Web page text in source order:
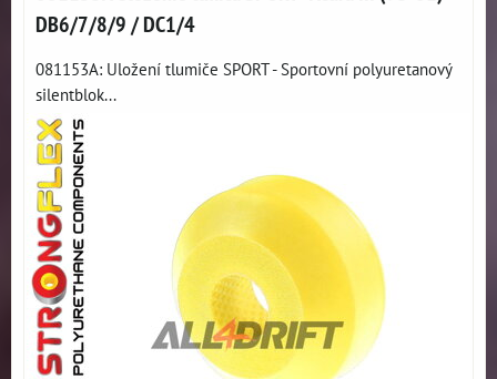
DB6/7/8/9 / DC1/4
081153A: Uložení tlumiče SPORT - Sportovní polyuretanový
silentblok...